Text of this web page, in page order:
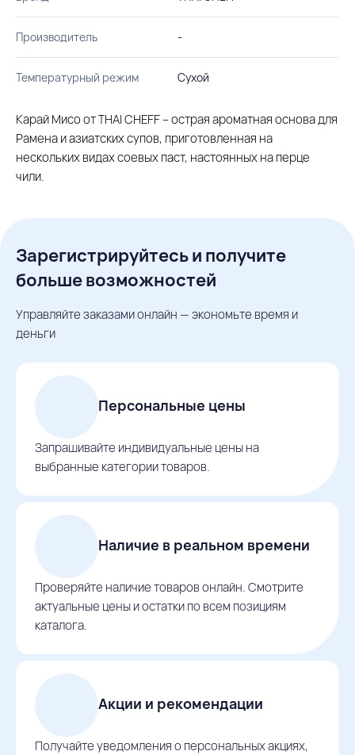
Производитель -
Температурный режим Сухой
Карай Мисо от THAI CHEFF – острая ароматная основа для
Рамена и азиатских супов, приготовленная на
нескольких видах соевых паст, настоянных на перце
чили.
Зарегистрируйтесь и получите
больше возможностей
Управляйте заказами онлайн — экономьте время и
деньги
Персональные цены
Запрашивайте индивидуальные цены на
выбранные категории товаров.
Наличие в реальном времени
Проверяйте наличие товаров онлайн. Смотрите
актуальные цены и остатки по всем позициям
каталога.
Акции и рекомендации
Получайте уведомления о персональных акциях,